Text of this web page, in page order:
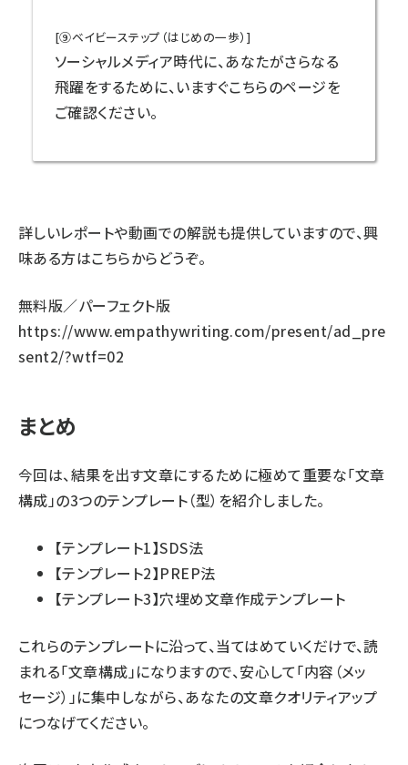
[⑨ベイビーステップ（はじめの一歩）]
ソーシャルメディア時代に、あなたがさらなる
飛躍をするために、いますぐこちらのページを
ご確認ください。
詳しいレポートや動画での解説も提供していますので、興
味ある方はこちらからどうぞ。
無料版／パーフェクト版
https://www.empathywriting.com/present/ad_pre
sent2/?wtf=02
まとめ
今回は、結果を出す文章にするために極めて重要な「文章
構成」の3つのテンプレート（型）を紹介しました。
【テンプレート1】SDS法
【テンプレート2】PREP法
【テンプレート3】穴埋め文章作成テンプレート
これらのテンプレートに沿って、当てはめていくだけで、読
まれる「文章構成」になりますので、安心して「内容（メッ
セージ）」に集中しながら、あなたの文章クオリティアップ
につなげてください。